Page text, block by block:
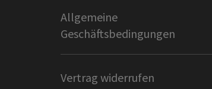
Allgemeine
Geschäftsbedingungen
Vertrag widerrufen